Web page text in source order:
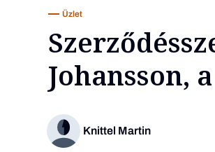
Üzlet
Johansson,
Knittel Martin